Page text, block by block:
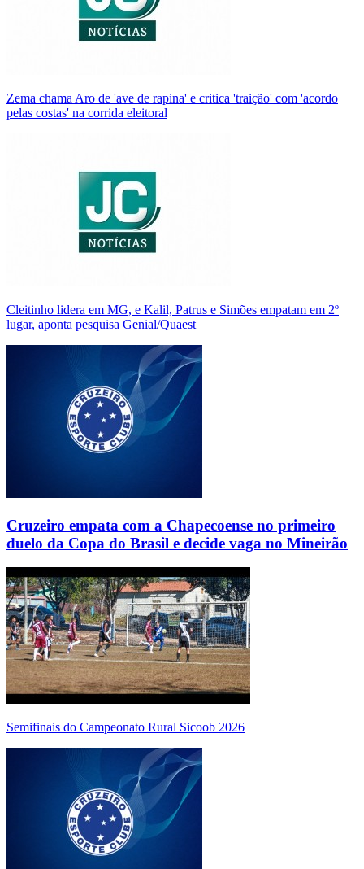
Zema chama Aro de 'ave de rapina' e critica 'traição' com 'acordo
pelas costas' na corrida eleitoral
Cleitinho lidera em MG, e Kalil, Patrus e Simões empatam em 2º
lugar, aponta pesquisa Genial/Quaest
Cruzeiro empata com a Chapecoense no primeiro
duelo da Copa do Brasil e decide vaga no Mineirão
Semifinais do Campeonato Rural Sicoob 2026